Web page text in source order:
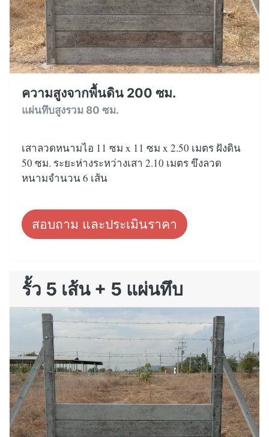
ความสูงจากพื้นดิน 200 ซม.
แผ่นทึบสูงรวม 80 ซม.
เสาลวดหนามไอ 11 ซม x 11 ซม x 2.50 เมตร ฝังดิน
50 ซม. ระยะห่างระหว่างเสา 2.10 เมตร ขึงลวด
หนามจำนวน 6 เส้น
สอบถาม และประเมินราคา
รั้ว 5 เส้น + 5 แผ่นทึบ